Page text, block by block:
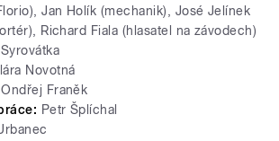
Jan Holík (mechanik), José Jelínek
Richard Fiala (hlasatel na závodech)
Novotná
Ondřej Franěk
Petr Šplíchal